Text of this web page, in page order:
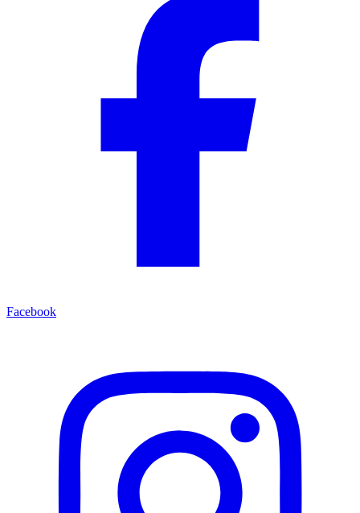
Facebook